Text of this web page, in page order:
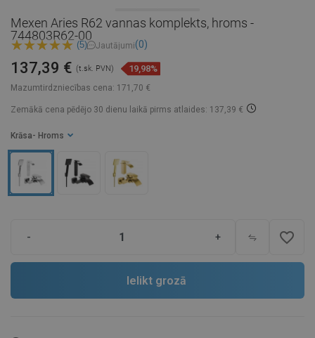
Mexen Aries R62 vannas komplekts, hroms -
744803R62-00
(5) Jautājumi(0)
Mazumtirdzniecības cena: 171,70 €
137,39 € (t.sk. PVN) 19,98%
Zemākā cena pēdējo 30 dienu laikā pirms atlaides: 137,39 €
Krāsa - Hroms
- + favorite_border
Ielikt grozā